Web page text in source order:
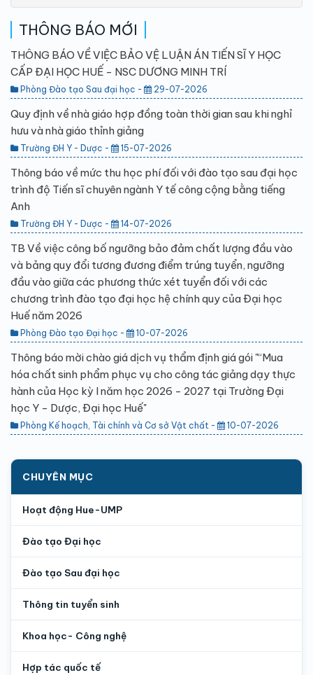
THÔNG BÁO MỚI
THÔNG BÁO VỀ VIỆC BẢO VỆ LUẬN ÁN TIẾN SĨ Y HỌC
CẤP ĐẠI HỌC HUẾ - NSC DƯƠNG MINH TRÍ
Phòng Đào tạo Sau đại học - 29-07-2026
Quy định về nhà giáo hợp đồng toàn thời gian sau khi nghỉ
hưu và nhà giáo thỉnh giảng
Trường ĐH Y - Dược - 15-07-2026
Thông báo về mức thu học phí đối với đào tạo sau đại học
trình độ Tiến sĩ chuyên ngành Y tế công cộng bằng tiếng
Anh
Trường ĐH Y - Dược - 14-07-2026
TB Về việc công bố ngưỡng bảo đảm chất lượng đầu vào
và bảng quy đổi tương đương điểm trúng tuyển, ngưỡng
đầu vào giữa các phương thức xét tuyển đối với các
chương trình đào tạo đại học hệ chính quy của Đại học
Huế năm 2026
Phòng Đào tạo Đại học - 10-07-2026
Thông báo mời chào giá dịch vụ thẩm định giá gói "“Mua
hóa chất sinh phẩm phục vụ cho công tác giảng dạy thực
hành của Học kỳ I năm học 2026 - 2027 tại Trường Đại
học Y - Dược, Đại học Huế"
Phòng Kế hoạch, Tài chính và Cơ sở Vật chất - 10-07-2026
CHUYÊN MỤC
Hoạt động Hue-UMP
Đào tạo Đại học
Đào tạo Sau đại học
Thông tin tuyển sinh
Khoa học- Công nghệ
Hợp tác quốc tế